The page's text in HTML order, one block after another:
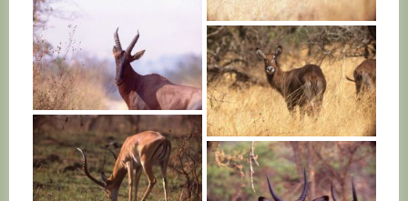
RWANDA
RWANDA
RWANDA
RWANDA